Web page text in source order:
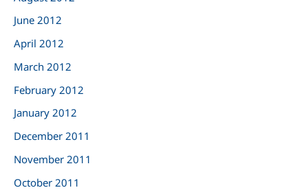
June 2012
April 2012
March 2012
February 2012
January 2012
December 2011
November 2011
October 2011